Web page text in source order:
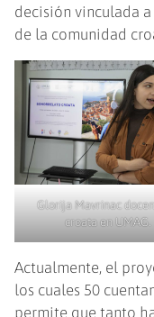
decisión vinculada
de la comunidad
Glorija Mavrinac
croata en UMAG.
Actualmente, el
los cuales 50
permite que tanto